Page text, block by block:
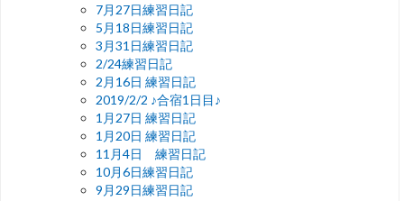
7月27日練習日記
5月18日練習日記
3月31日練習日記
2/24練習日記
2月16日 練習日記
2019/2/2 ♪合宿1日目♪
1月27日 練習日記
1月20日 練習日記
11月4日 練習日記
10月6日練習日記
9月29日練習日記